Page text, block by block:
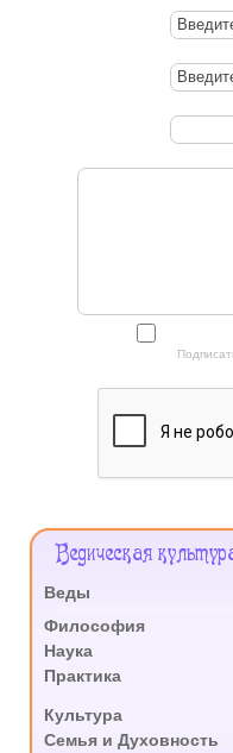
Меню
Ведическая
Веды
Философия
Наука
Практика
Культура
Семья и Духовность